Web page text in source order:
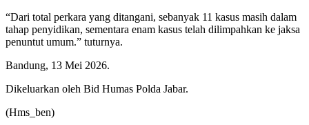
“‎Dari total perkara yang ditangani, sebanyak 11 kasus masih dalam
tahap penyidikan, sementara enam kasus telah dilimpahkan ke jaksa
penuntut umum.” tuturnya.
‎Bandung, 13 Mei 2026.
‎Dikeluarkan oleh Bid Humas Polda Jabar.
(Hms_ben)